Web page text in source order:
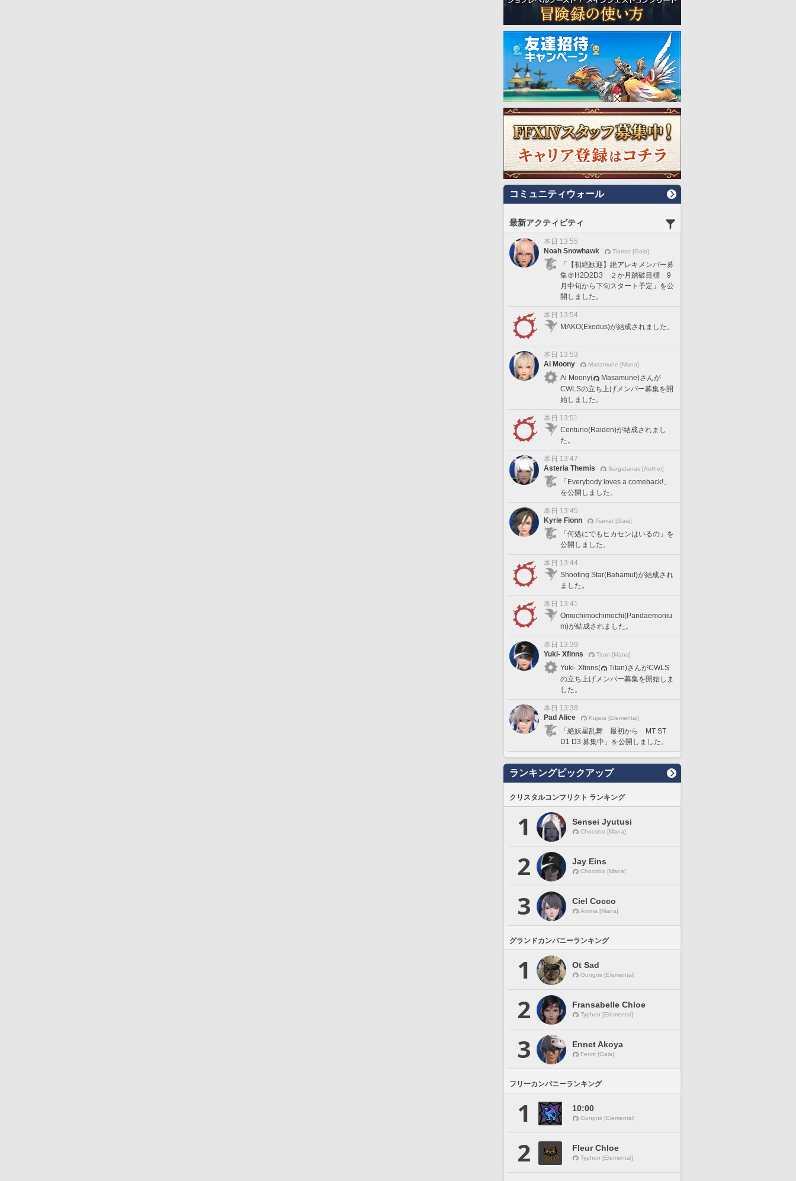
コミュニティウォール
最新アクティビティ
本日 13:55
Noah Snowhawk
Tiamat [Gaia]
「【初絶歓迎】絶アレキメンバー募
集＠H2D2D3 ２か月踏破目標 9
月中旬から下旬スタート予定」を公
開しました。
本日 13:54
MAKO(Exodus)が結成されました。
本日 13:53
Ai Moony
Masamune [Mana]
Ai Moony(
Masamune)さんが
CWLSの立ち上げメンバー募集を開
始しました。
本日 13:51
Centurio(Raiden)が結成されまし
た。
本日 13:47
Asteria Themis
Sargatanas [Aether]
「Everybody loves a comeback!」
を公開しました。
本日 13:45
Kyrie Fionn
Tiamat [Gaia]
「何処にでもヒカセンはいるの」を
公開しました。
本日 13:44
Shooting Star(Bahamut)が結成され
ました。
本日 13:41
Omochimochimochi(Pandaemoniu
m)が結成されました。
本日 13:39
Yuki- Xfinns
Titan [Mana]
Yuki- Xfinns(
Titan)さんがCWLS
の立ち上げメンバー募集を開始しま
した。
本日 13:38
Pad Alice
Kujata [Elemental]
「絶妖星乱舞 最初から MT ST
D1 D3 募集中」を公開しました。
ランキングピックアップ
クリスタルコンフリクト ランキング
1 Sensei Jyutusi
Chocobo [Mana]
2 Jay Eins
Chocobo [Mana]
3 Ciel Cocco
Anima [Mana]
グランドカンパニーランキング
1 Ot Sad
Gungnir [Elemental]
2 Fransabelle Chloe
Typhon [Elemental]
3 Ennet Akoya
Fenrir [Gaia]
フリーカンパニーランキング
1 10:00
Gungnir [Elemental]
2 Fleur Chloe
Typhon [Elemental]